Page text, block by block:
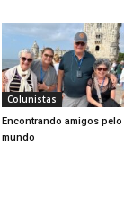
Colunistas
Encontrando amigos pelo
mundo